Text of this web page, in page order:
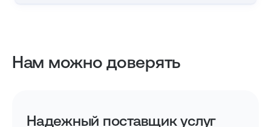
Нам можно доверять
Надежный поставщик услуг